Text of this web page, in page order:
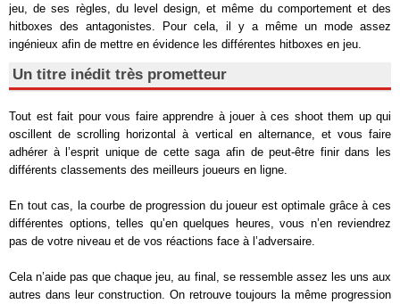
jeu, de ses règles, du level design, et même du comportement et des
hitboxes des antagonistes. Pour cela, il y a même un mode assez
ingénieux afin de mettre en évidence les différentes hitboxes en jeu.
Un titre inédit très prometteur
Tout est fait pour vous faire apprendre à jouer à ces shoot them up qui
oscillent de scrolling horizontal à vertical en alternance, et vous faire
adhérer à l’esprit unique de cette saga afin de peut-être finir dans les
différents classements des meilleurs joueurs en ligne.
En tout cas, la courbe de progression du joueur est optimale grâce à ces
différentes options, telles qu’en quelques heures, vous n’en reviendrez
pas de votre niveau et de vos réactions face à l’adversaire.
Cela n’aide pas que chaque jeu, au final, se ressemble assez les uns aux
autres dans leur construction. On retrouve toujours la même progression